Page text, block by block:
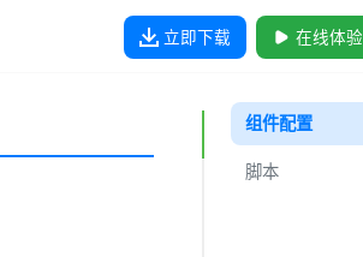
立即下载 在线体验
组件配置
脚本